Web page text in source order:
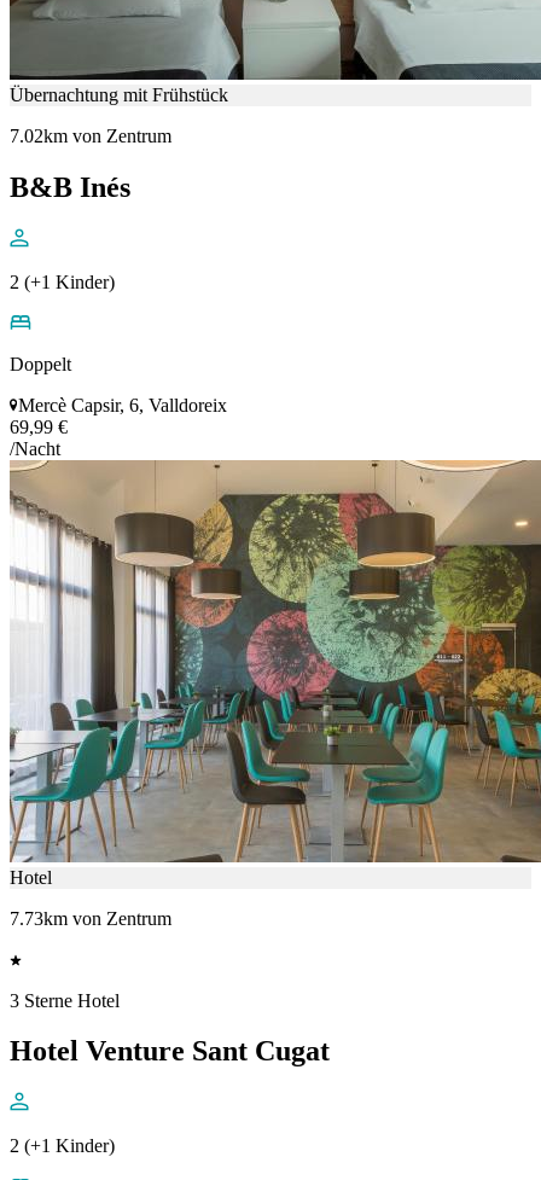
Übernachtung mit Frühstück
7.02km von Zentrum
B&B Inés
2 (+1 Kinder)
Doppelt
Mercè Capsir, 6, Valldoreix
69,99 €
/Nacht
Hotel
7.73km von Zentrum
3 Sterne Hotel
Hotel Venture Sant Cugat
2 (+1 Kinder)